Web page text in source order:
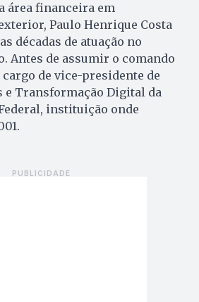
área financeira em
Paulo Henrique Costa
décadas de atuação no
Antes de assumir o comando
cargo de vice-presidente de
e Transformação Digital da
instituição onde